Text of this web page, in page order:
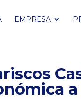
EMPRESA
a